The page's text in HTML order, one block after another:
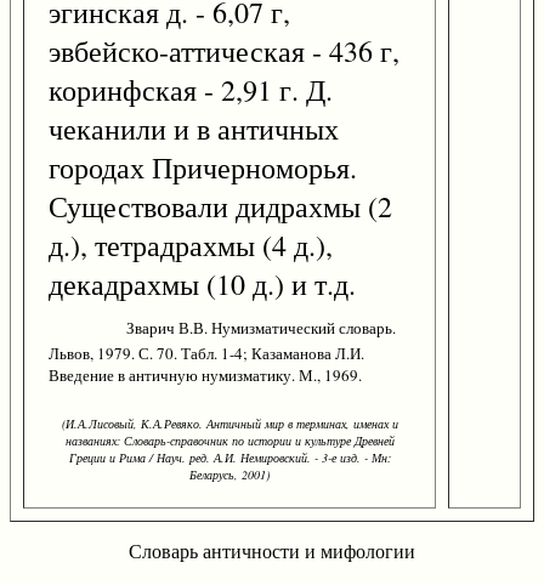
эгинская д. - 6,07 г,
эвбейско-аттическая - 436 г,
коринфская - 2,91 г. Д.
чеканили и в античных
городах Причерноморья.
Существовали дидрахмы (2
д.), тетрадрахмы (4 д.),
декадрахмы (10 д.) и т.д.
Зварич В.В. Нумизматический словарь.
Львов, 1979. С. 70. Табл. 1-4; Казаманова Л.И.
Введение в античную нумизматику. М., 1969.
(И.А.Лисовый, К.А.Ревяко. Античный мир в терминах, именах и
названиях: Словарь-справочник по истории и культуре Древней
Греции и Рима / Науч. ред. А.И. Немировский. - 3-е изд. - Мн:
Беларусь, 2001)
Словарь античности и мифологии